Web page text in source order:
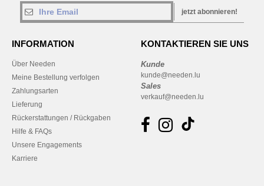
jetzt abonnieren!
INFORMATION
Über Needen
Meine Bestellung verfolgen
Zahlungsarten
Lieferung
Rückerstattungen / Rückgaben
Hilfe & FAQs
Unsere Engagements
Karriere
KONTAKTIEREN SIE UNS
Kunde
kunde@needen.lu
Sales
verkauf@needen.lu